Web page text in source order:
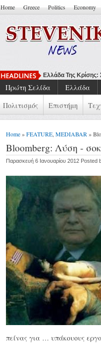
Home Greece Politics Economy
Να Μπορείς
Πρώτη Σελίδα Ελλάδα
Πολιτισμός
Επιστήμη
Home»FEATURE MEDIABAR »
Bloomberg: Λύση -
Παρασκευή 6 Ιανουαρίου 2012 Posted
πείνας για … υπάκουους